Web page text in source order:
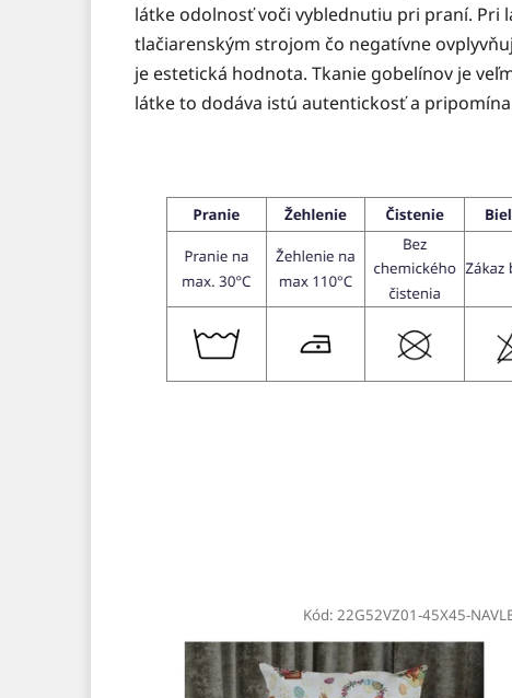
látke odolnosť voči vyblednutiu pri praní. Pri
tlačiarenským strojom čo negatívne
je estetická hodnota. Tkanie gobelínov je
látke to dodáva istú autentickosť a
Kód: 22G52VZ01-45X45-